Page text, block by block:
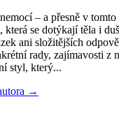
– a přesně v
která se dotýkají těla i
ani složitějších
rady, zajímavosti z
styl, který...
→